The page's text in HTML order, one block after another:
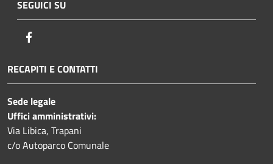
SEGUICI SU
RECAPITI E CONTATTI
Sede legale
Uffici amministrativi:
Via Libica, Trapani
c/o Autoparco Comunale